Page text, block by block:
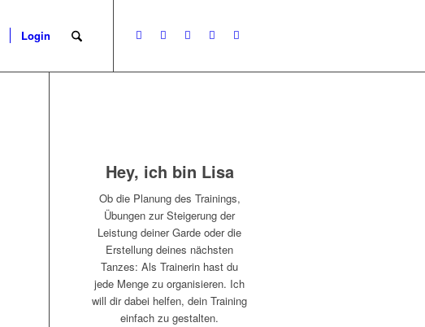
Login
Hey, ich bin Lisa
Ob die Planung des Trainings,
Übungen zur Steigerung der
Leistung deiner Garde oder die
Erstellung deines nächsten
Tanzes: Als Trainerin hast du
jede Menge zu organisieren. Ich
will dir dabei helfen, dein Training
einfach zu gestalten.